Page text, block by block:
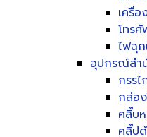
เครื่
โทร
ไฟฉุก
อุปกรณ์สำ
กรรไ
กล่อ
คลิ๊บ
คลิ๊ป